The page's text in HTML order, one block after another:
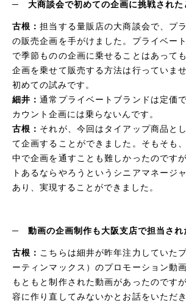
─ 大商談会で初めての企画に挑戦された
古根：担当する量販店の大商談会で、プ
の販売企画を手がけました。プライベー
で季節ものの企画に乗せることはあって
企画を乗せて販売する方法は行っていま
初めての試みです。
細井：通常プライベートブランドは定価
カウント企画には乗らないんです。
古根： それが、今回はタイアップ商品と
て企画することができました。そもそも
中で企画を通すことも難しかったのです
トあるならやろうというシニアマネージ
あり、実現することができました。
─ 動画の企画制作も大阪支店で担当され
古根： こちらは細井が昨年注力していた
ーティンマックス）のプロモーション動
もともと制作された動画があったのです
容に作り直してみないかとお話をいただ